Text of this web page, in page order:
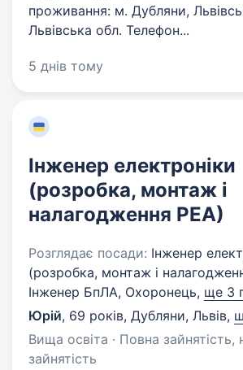
проживання: м. Дубляни,
Львівська обл. Телефон...
5 днів тому
Інженер електроніки
(розробка, монтаж і
налагодження РЕА)
Розглядає посади: Інженер
(розробка, монтаж і
Інженер БпЛА, Охоронець, ще 3
Юрій, 69 років, Дубляни, Львів,
Вища освіта · Повна зайнятість,
зайнятість